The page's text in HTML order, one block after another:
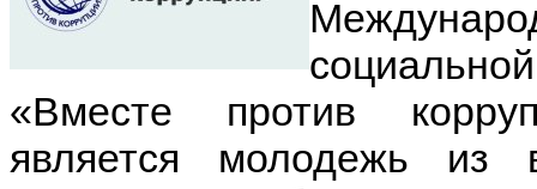
«Вместе против
является молодежь из